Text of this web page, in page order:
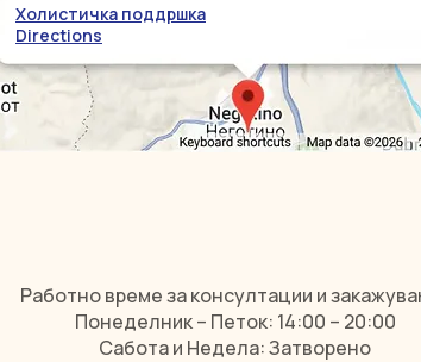
Directions
Холистичка поддршка
Работно време за консултации и
Понеделник – Петок: 14:00 – 20:00
Сабота и Недела: Затворено